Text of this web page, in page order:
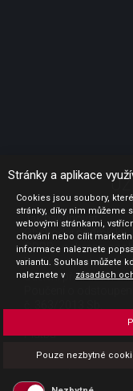
Jak nakupovat
Obchodní podmínky
GDPR - ochrana
Profil zadavatele
Sdělení před
Platba
Povinná publicita
Stránky a aplikace
Cookies jsou soubory,
stránky, díky nim můžeme
webovými stránkami,
chování nebo cílit
informace naleznete
variantu. Souhlas můžete
naleznete v
zásadách
Pouze nezbytné